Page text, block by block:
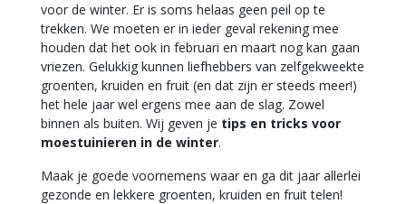
voor de winter. Er is soms helaas geen peil op te
trekken. We moeten er in ieder geval rekening mee
houden dat het ook in februari en maart nog kan gaan
vriezen. Gelukkig kunnen liefhebbers van zelfgekweekte
groenten, kruiden en fruit (en dat zijn er steeds meer!)
het hele jaar wel ergens mee aan de slag. Zowel
binnen als buiten. Wij geven je tips en tricks voor
moestuinieren in de winter.
Maak je goede voornemens waar en ga dit jaar allerlei
gezonde en lekkere groenten, kruiden en fruit telen!